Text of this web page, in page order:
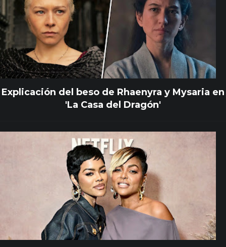
Explicación del beso de Rhaenyra y Mysaria en
'La Casa del Dragón'